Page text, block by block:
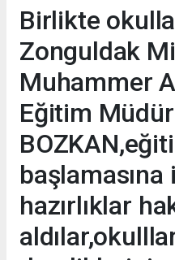
Birlikte
Zonguldak
Muhammer
Eğitim
başlamasına
hazırlıklar